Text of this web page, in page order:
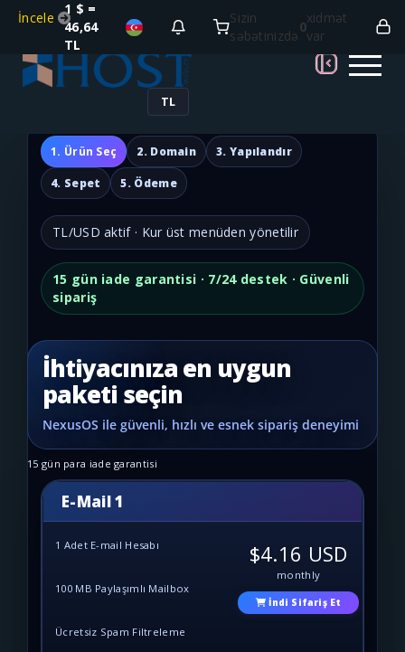
İncele
1 $ =
46,64
TL
Sizin
səbətinizdə
0
xidmət
var
TL
1. Ürün Seç 2. Domain 3. Yapılandır
4. Sepet 5. Ödeme
TL/USD aktif · Kur üst menüden yönetilir
15 gün iade garantisi · 7/24 destek · Güvenli
sipariş
İhtiyacınıza en uygun
paketi seçin
15 gün para iade garantisi
E-Mail 1
1 Adet E-mail Hesabı
100 MB Paylaşımlı Mailbox
Ücretsiz Spam Filtreleme
$4.16 USD
monthly
İndi Sifariş Et